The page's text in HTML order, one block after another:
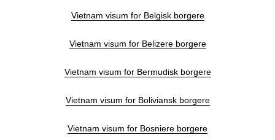
Vietnam visum for Belgisk borgere
Vietnam visum for Belizere borgere
Vietnam visum for Bermudisk borgere
Vietnam visum for Boliviansk borgere
Vietnam visum for Bosniere borgere